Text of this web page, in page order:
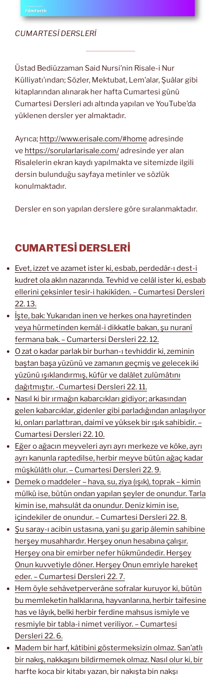
CUMARTESİ DERSLERİ
Üstad Bediüzzaman Said Nursi’nin Risale-i Nur
Külliyatı’ından; Sözler, Mektubat, Lem’alar, Şuâlar gibi
kitaplarından alınarak her hafta Cumartesi günü
Cumartesi Dersleri adı altında yapılan ve YouTube’da
yüklenen dersler yer almaktadır.
Ayrıca; http://www.erisale.com/#home adresinde
ve https://sorularlarisale.com/adresinde yer alan
Risalelerin ekran kaydı yapılmakta ve sitemizde ilgili
dersin bulunduğu sayfaya metinler ve sözlük
konulmaktadır.
Dersler en son yapılan derslere göre sıralanmaktadır.
CUMARTESİ DERSLERİ
Evet, izzet ve azamet ister ki, esbab, perdedâr-ı dest-i
kudret ola aklın nazarında. Tevhid ve celâl ister ki, esbab
ellerini çeksinler tesir-i hakikîden. – Cumartesi Dersleri
22. 13.
İşte, bak: Yukarıdan inen ve herkes ona hayretinden
veya hürmetinden kemâl-i dikkatle bakan, şu nuranî
fermana bak. – Cumartersi Dersleri 22. 12.
O zat o kadar parlak bir burhan-ı tevhiddir ki, zeminin
baştan başa yüzünü ve zamanın geçmiş ve gelecek iki
yüzünü ışıklandırmış, küfür ve dalâlet zulümâtını
dağıtmıştır. -Cumartesi Dersleri 22. 11.
Nasıl ki bir ırmağın kabarcıkları gidiyor; arkasından
gelen kabarcıklar, gidenler gibi parladığından anlaşılıyor
ki, onları parlattıran, daimî ve yüksek bir ışık sahibidir. –
Cumartesi Dersleri 22. 10.
Eğer o ağacın meyveleri ayrı ayrı merkeze ve köke, ayrı
ayrı kanunla raptedilse, herbir meyve bütün ağaç kadar
müşkülâtlı olur. – Cumartesi Dersleri 22. 9.
Demek o maddeler – hava, su, ziya (ışık), toprak – kimin
mülkü ise, bütün ondan yapılan şeyler de onundur. Tarla
kimin ise, mahsulât da onundur. Deniz kimin ise,
içindekiler de onundur. – Cumartesi Dersleri 22. 8.
Şu saray-ı acibin ustasına, yani şu garip âlemin sahibine
herşey musahhardır. Herşey onun hesabına çalışır.
Herşey ona bir emirber nefer hükmündedir. Herşey
Onun kuvvetiyle döner. Herşey Onun emriyle hareket
eder. – Cumartesi Dersleri 22. 7.
Hem öyle sehâvetperverâne sofralar kuruyor ki, bütün
bu memleketin halklarına, hayvanlarına, herbir taifesine
has ve lâyık, belki herbir ferdine mahsus ismiyle ve
resmiyle bir tabla-i nimet veriliyor. – Cumartesi
Dersleri 22. 6.
Madem bir harf, kâtibini göstermeksizin olmaz. San’atlı
bir nakış, nakkaşını bildirmemek olmaz. Nasıl olur ki, bir
harfte koca bir kitabı yazan, bir nakışta bin nakşı